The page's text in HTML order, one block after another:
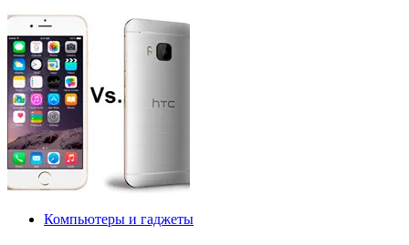
Компьютеры и гаджеты